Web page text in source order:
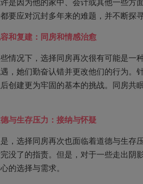
是因为他的家中、会计或其他一些方
要应对沉封多年来的难题，并不断探寻
和复建：同房和情感治愈
况下，选择同房再次很有可能是一种
，她们勤奋认错并更改他们的行为。
创建更为牢固的基本的挑战。同房共
与生存压力：接纳与怀疑
选择同房再次也面临着道德与生存压
没了的指责。但是，对于一些走出阴
的选择与需求。